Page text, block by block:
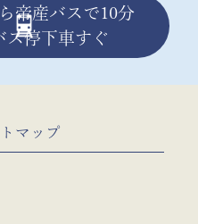
帝産バスで10分
ス停下車すぐ
マップ